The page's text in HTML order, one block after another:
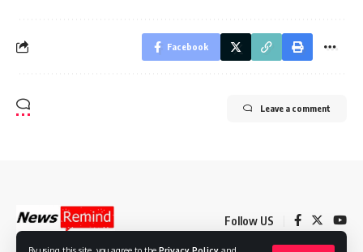
Facebook
Leave a comment
Follow US